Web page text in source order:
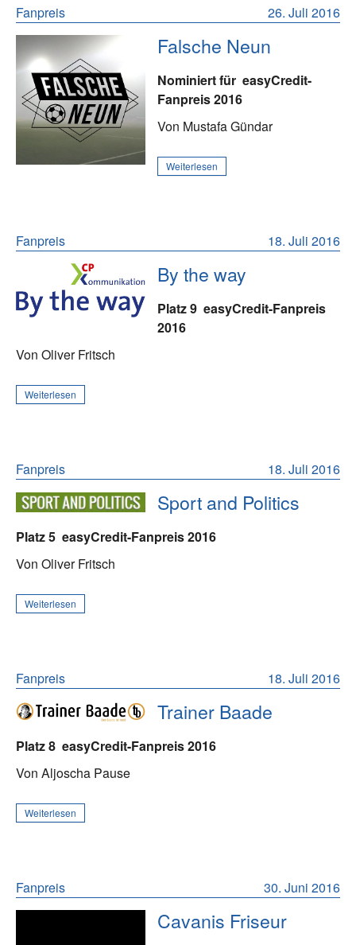
26. Juli 2016
Fanpreis
Falsche Neun
Nominiert für easyCredit-
Fanpreis 2016
Von Mustafa Gündar
Weiterlesen
18. Juli 2016
Fanpreis
By the way
Platz 9 easyCredit-Fanpreis
2016
Von Oliver Fritsch
Weiterlesen
18. Juli 2016
Fanpreis
Sport and Politics
Platz 5 easyCredit-Fanpreis 2016
Von Oliver Fritsch
Weiterlesen
18. Juli 2016
Fanpreis
Trainer Baade
Platz 8 easyCredit-Fanpreis 2016
Von Aljoscha Pause
Weiterlesen
30. Juni 2016
Fanpreis
Cavanis Friseur